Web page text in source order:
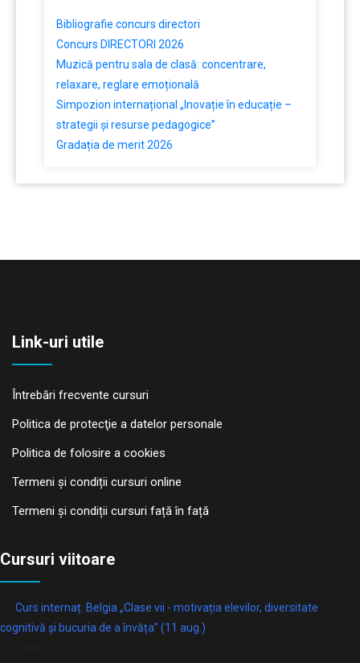
Bibliografie concurs directori
Concurs DIRECTORI 2026
Muzică pentru sala de clasă: concentrare,
relaxare, reglare emoțională
Simpozion internațional „Inovație în educație –
strategii și resurse pedagogice”
Gradația de merit 2026
Link-uri utile
Întrebări frecvente cursuri
Politica de protecţie a datelor personale
Politica de folosire a cookies
Termeni și condiții cursuri online
Termeni și condiții cursuri față în față
Cursuri viitoare
Curs internaț. Belgia „Clase vii - motivația elevilor, diversitate
cognitivă și bucuria de a învăța” (11 aug.)